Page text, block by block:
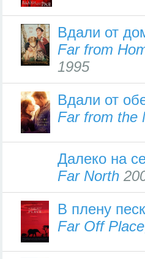
Вдали от
Far from
1995
Вдали от
Far from the
Далеко на
Far North
В плену
Far Off